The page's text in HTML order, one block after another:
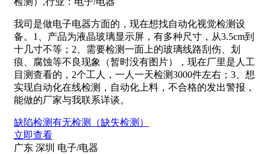
我司是做电子电器方面的，现在想找自动化视觉检测设
备。1、产品为液晶玻璃显示屏，有多种尺寸，从3.5cm到
十几寸不等；2、需要检测一面上的玻璃线路刮伤、划
痕、腐蚀等不良现象（暂时没有图片），现在厂里是人工
目测查看的，2个工人，一人一天检测3000件左右；3、想
实现自动化在线检测，自动化上料，不合格的发出警报，
能做的厂家与我联系详谈。
缺陷检测有无检测（缺失检测）
立即查看
广东 深圳 电子/电器